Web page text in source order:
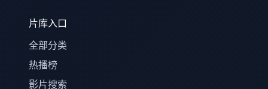
片库入口
全部分类
热播榜
影片搜索